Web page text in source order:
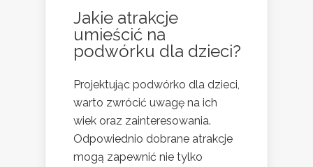
Jakie atrakcje
umieścić na
podwórku dla dzieci?
Projektując podwórko dla dzieci,
warto zwrócić uwagę na ich
wiek oraz zainteresowania.
Odpowiednio dobrane atrakcje
mogą zapewnić nie tylko